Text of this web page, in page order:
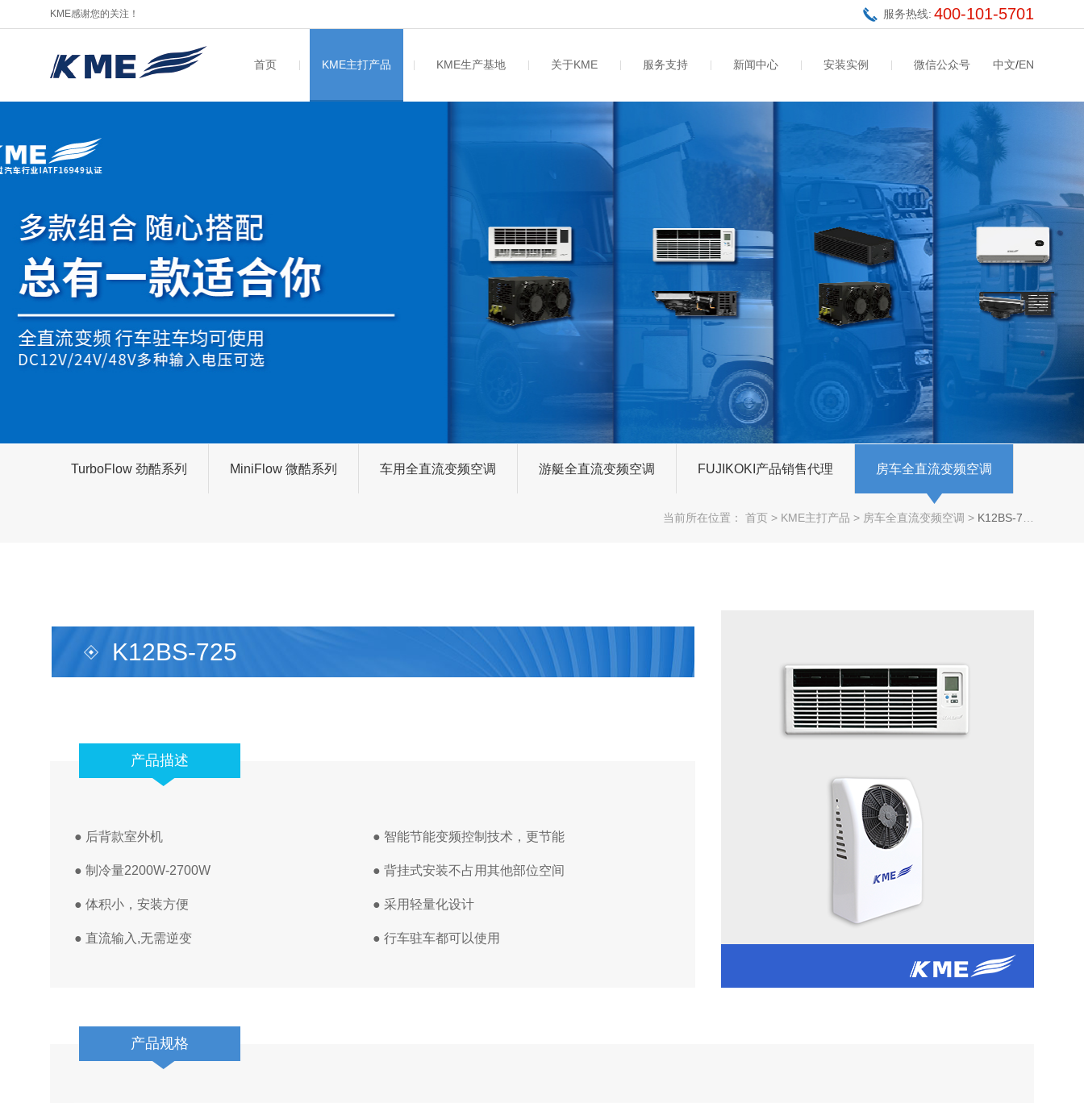
KME感谢您的关注！ 服务热线: 400-101-5701
中文/EN
首页 KME主打产品 KME生产基地 关于KME 服务支持 新闻中心 安装实例 微信公众号
TurboFlow 劲酷系列 MiniFlow 微酷系列 车用全直流变频空调 游艇全直流变频空调 FUJIKOKI产品销售代理 房车全直流变频空调
当前所在位置： 首页 > KME主打产品 > 房车全直流变频空调 > K12BS-725
K12BS-725
产品描述
● 后背款室外机
● 制冷量2200W-2700W
● 智能节能变频控制技术，更节能
● 背挂式安装不占用其他部位空间
● 体积小，安装方便
● 直流输入,无需逆变
● 采用轻量化设计
● 行车驻车都可以使用
产品规格